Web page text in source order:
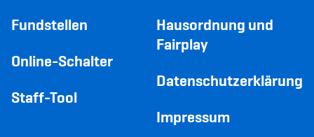
Fundstellen
Online-Schalter
Staff-Tool
Hausordnung und
Fairplay
Datenschutzerklärung
Impressum